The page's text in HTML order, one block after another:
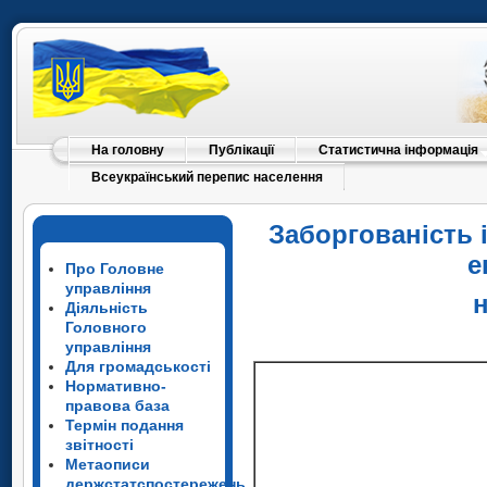
На головну Публікації
Статистична інформація
Всеукраїнський перепис населення
Про Головне
управління
Діяльність
Головного
управління
Для громадськості
Нормативно-
правова база
Термін подання
звітності
Метаописи
Заборгованість
Мистецтво, спорт, розваги та
Дані
статистичного
плати".
Інформація
початок року, із
працівників.
Тире (–) – явищ